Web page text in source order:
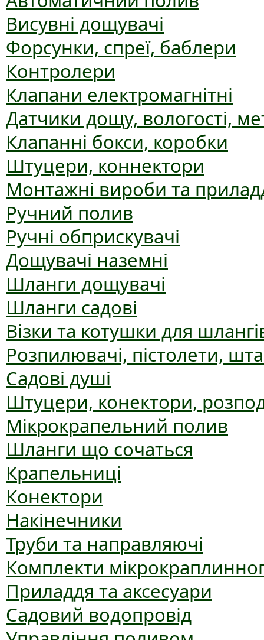
Висувні дощувачі
Форсунки, спреї, баблери
Контролери
Клапани електромагнітні
Датчики дощу, вологості,
Клапанні бокси, коробки
Штуцери, коннектори
Монтажні вироби та
Ручний полив
Ручні обприскувачі
Дощувачі наземні
Шланги дощувачі
Шланги садові
Візки та котушки для
Розпилювачі, пістолети,
Садові душі
Штуцери, конектори,
Мікрокрапельний полив
Шланги що сочаться
Крапельниці
Конектори
Накінечники
Труби та направляючі
Комплекти
Приладдя та аксесуари
Садовий водопровід